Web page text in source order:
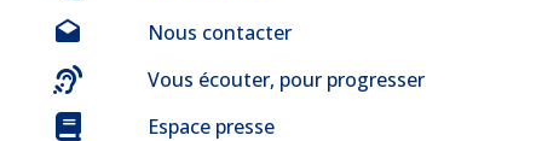
Nous contacter
Vous écouter, pour progresser
Espace presse